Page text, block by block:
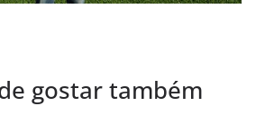
gostar também